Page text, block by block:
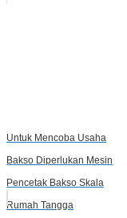
Untuk Mencoba Usaha
Bakso Diperlukan Mesin
Pencetak Bakso Skala
Rumah Tangga